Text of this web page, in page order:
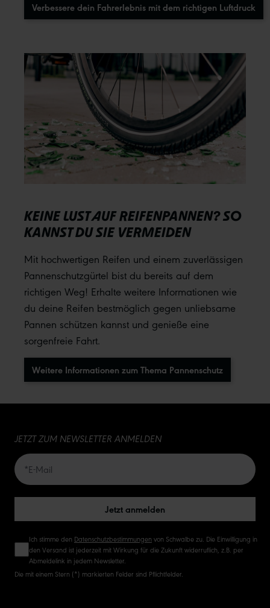
Verbessere dein Fahrerlebnis mit dem richtigen Luftdruck
KEINE LUST AUF REIFENPANNEN? SO
KANNST DU SIE VERMEIDEN
Mit hochwertigen Reifen und einem zuverlässigen
Pannenschutzgürtel bist du bereits auf dem
richtigen Weg! Erhalte weitere Informationen wie
du deine Reifen bestmöglich gegen unliebsame
Pannen schützen kannst und genieße eine
sorgenfreie Fahrt.
Weitere Informationen zum Thema Pannenschutz
JETZT ZUM NEWSLETTER ANMELDEN
Jetzt anmelden
Ich stimme den Datenschutzbestimmungen von Schwalbe zu. Die Einwilligung in
den Versand ist jederzeit mit Wirkung für die Zukunft widerruflich, z.B. per
Abmeldelink in jedem Newsletter.
Die mit einem Stern (*) markierten Felder sind Pflichtfelder.